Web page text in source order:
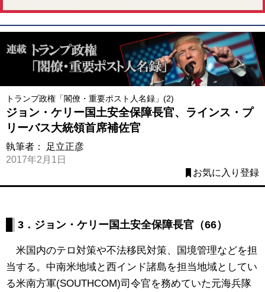
トランプ政権「閣僚・重要ポスト人名録」(2)
ジョン・ケリー国土安全保障長官、ラインス・プ
リーバス大統領首席補佐官
執筆者： 足立正彦
2017年2月1日
お気に入り登録
3．ジョン・ケリー国土安全保障長官（66）
米国内のテロ対策や不法移民対策、国境管理などを担
当する。中南米地域と西インド諸島を担当地域としてい
る米南方軍(SOUTHCOM)司令官を務めていた元海兵隊